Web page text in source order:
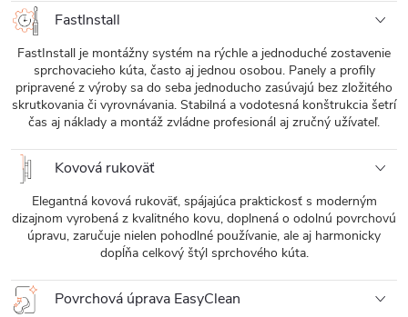
FastInstall
FastInstall je montážny systém na rýchle a jednoduché zostavenie
sprchovacieho kúta, často aj jednou osobou. Panely a profily
pripravené z výroby sa do seba jednoducho zasúvajú bez zložitého
skrutkovania či vyrovnávania. Stabilná a vodotesná konštrukcia šetrí
čas aj náklady a montáž zvládne profesionál aj zručný užívateľ.
Kovová rukoväť
Elegantná kovová rukoväť, spájajúca praktickosť s moderným
dizajnom vyrobená z kvalitného kovu, doplnená o odolnú povrchovú
úpravu, zaručuje nielen pohodlné používanie, ale aj harmonicky
dopĺňa celkový štýl sprchového kúta.
Povrchová úprava EasyClean